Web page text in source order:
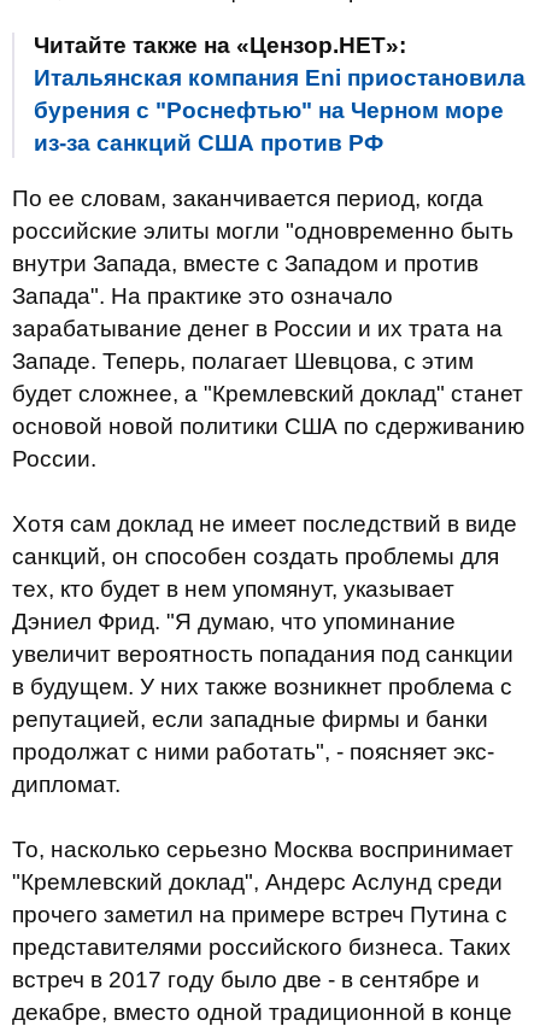
Читайте также на «Цензор.НЕТ»:
Итальянская компания Eni приостановила
бурения с "Роснефтью" на Черном море
из-за санкций США против РФ
По ее словам, заканчивается период, когда
российские элиты могли "одновременно быть
внутри Запада, вместе с Западом и против
Запада". На практике это означало
зарабатывание денег в России и их трата на
Западе. Теперь, полагает Шевцова, с этим
будет сложнее, а "Кремлевский доклад" станет
основой новой политики США по сдерживанию
России.
Хотя сам доклад не имеет последствий в виде
санкций, он способен создать проблемы для
тех, кто будет в нем упомянут, указывает
Дэниел Фрид. "Я думаю, что упоминание
увеличит вероятность попадания под санкции
в будущем. У них также возникнет проблема с
репутацией, если западные фирмы и банки
продолжат с ними работать", - поясняет экс-
дипломат.
То, насколько серьезно Москва воспринимает
"Кремлевский доклад", Андерс Аслунд среди
прочего заметил на примере встреч Путина с
представителями российского бизнеса. Таких
встреч в 2017 году было две - в сентябре и
декабре, вместо одной традиционной в конце